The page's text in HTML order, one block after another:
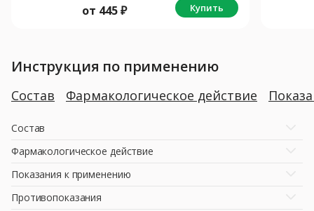
от 445₽ Купить
Инструкция по применению
Состав Фармакологическое действие
Состав
Фармакологическое действие
Показания к применению
Противопоказания